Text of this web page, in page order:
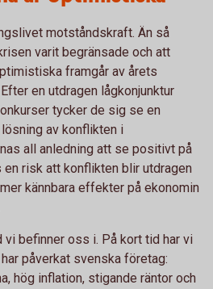
motståndskraft. Än så
varit begränsade och att
framgår av årets
en utdragen lågkonjunktur
tycker de sig se en
av konflikten i
all anledning att se positivt på
risk att konflikten blir utdragen
kännbara effekter på ekonomin
vi befinner oss i. På kort tid har vi
påverkat svenska företag:
hög inflation, stigande räntor och